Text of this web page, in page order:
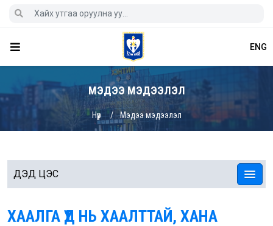
ENG
МЭДЭЭ МЭДЭЭЛЭЛ
Нүүр Мэдээ мэдээлэл
ДЭД ЦЭС
ХААЛГА ҮҮД НЬ ХААЛТТАЙ, ХАНА